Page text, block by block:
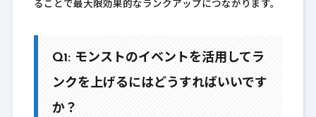
ることで最大限効果的なランクアップにつながります。
Q1: モンストのイベントを活用してラ
ンクを上げるにはどうすればいいです
か？